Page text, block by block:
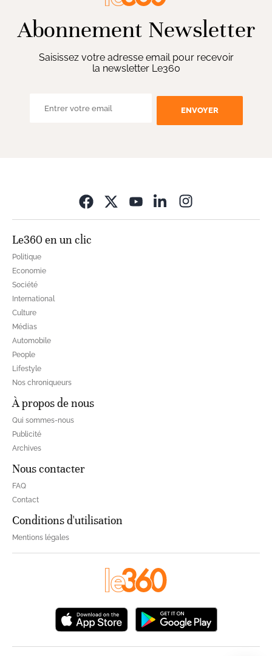
Abonnement Newsletter
Saisissez votre adresse email pour recevoir
la newsletter Le360
ENVOYER
Le360 en un clic
Politique
Economie
Société
International
Culture
Médias
Automobile
People
Lifestyle
Nos chroniqueurs
À propos de nous
Qui sommes-nous
Publicité
Archives
Nous contacter
FAQ
Contact
Conditions d'utilisation
Mentions légales